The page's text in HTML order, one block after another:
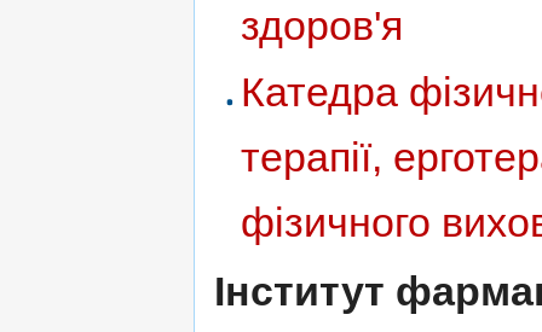
здоров'я
Катедра
терапії,
фізичного
Інститут